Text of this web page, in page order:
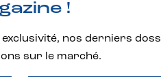
!
nos derniers
sur le marché.